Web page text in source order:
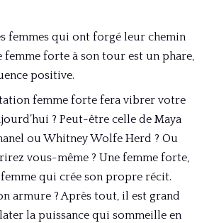
femmes qui ont forgé leur chemin
femme forte à son tour est un phare,
positive.
femme forte fera vibrer votre
? Peut-être celle de Maya
ou Whitney Wolfe Herd ? Ou
vous-même ? Une femme forte,
qui crée son propre récit.
armure ? Après tout, il est grand
la puissance qui sommeille en